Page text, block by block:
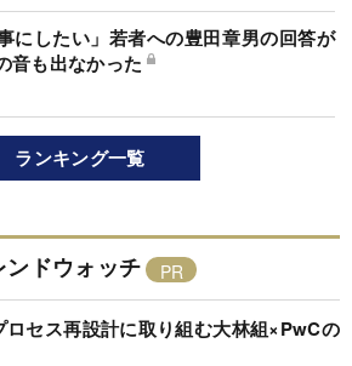
にしたい」若者への豊田章男の回答が
音も出なかった
ランキング一覧
ンドウォッチ
セス再設計に取り組む大林組×PwCの